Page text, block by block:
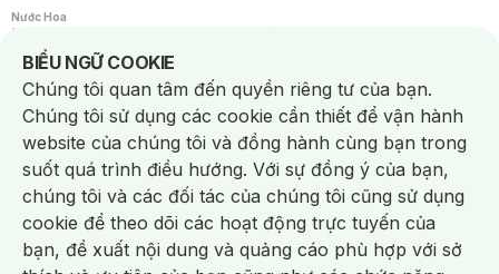
Nước Hoa
Nước Hoa Nữ
Chăm Sóc Cá Nhân
Chống Muỗi /Khẩu Trang /Máy Massage/Mặt Nạ Xông Hơi /Nước Rửa Tay/
Sản Phẩm Chăm Sóc Khác /Bàn Chải Đánh Răng /Bàn Chải Điện/
Hỗ Trợ Trắng Răng/Kem Đánh Răng /Máy Tăm Nước/ Nước Súc Miệng/
Tăm / Chỉ Nha Khoa/ Xịt Thơm Miệng / Dung Dịch Vệ Sinh/Dưỡng Vùng Kín/
Khăn Ướt Vệ Sinh Vùng Kín/Băng Vệ Sinh/Tampon/Bọt Cạo Râu /Dao Cạo Râu/
Máy Cạo Râu
Vấn Đề Về Da
Da Dầu / Lỗ Chân Lông To/ Da Khô / Mất Nước/ Da Lão Hóa/ Da Mụn/
Da Nhạy Cảm / Kích Ứng
Da Xỉn Màu Thâm / Nám / Tàn Nhang
Quầng Thâm & Bọng Mắt /Sẹo /Viêm Da Cơ Địa
Dụng Cụ / Phụ Kiện Chăm Sóc Da
Bông Tẩy Trang
Khăn Lau Mặt Khô Dụng Cụ / Máy Rửa Mặt Máy Chăm Sóc Da
BIỂU NGỮ COOKIE
Notice about cookies usage
Chúng tôi quan tâm đến quyền riêng tư của bạn.
Chúng tôi sử dụng các cookie cần thiết để vận hành
website của chúng tôi và đồng hành cùng bạn trong
suốt quá trình điều hướng. Với sự đồng ý của bạn,
chúng tôi và các đối tác của chúng tôi cũng sử dụng
cookie để theo dõi các hoạt động trực tuyến của
bạn, đề xuất nội dung và quảng cáo phù hợp với sở